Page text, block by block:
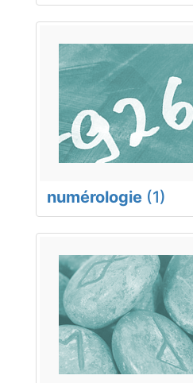
numérologie (1)